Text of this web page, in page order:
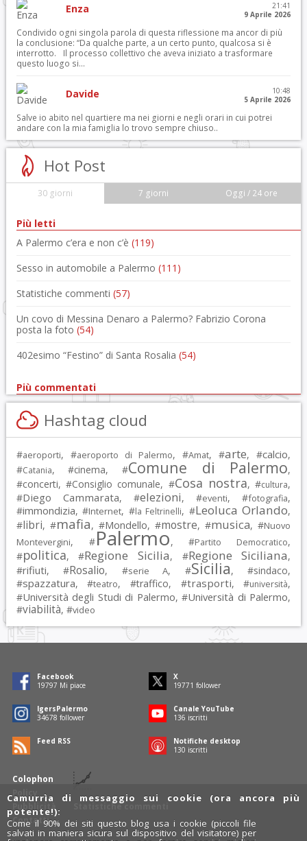
Enza
21:41
9 Aprile 2026
Condivido ogni singola parola di questa riflessione ma ancor di più
la conclusione: “Da qualche parte, a un certo punto, qualcosa si è
interrotto. Il processo collettivo che aveva iniziato a trasformare
questo luogo si...
Davide
10:48
5 Aprile 2026
Salve io abito nel quartiere ma nei giorni e negli orari in cui potrei
andare con la mia famiglia lo trovo sempre chiuso..
Hot Post
30 giorni 7 giorni Oggi / 24 ore
Più letti
A Palermo c’era e non c’è (119)
Sesso in automobile a Palermo (111)
Statistiche commenti (57)
Un covo di Messina Denaro a Palermo? Fabrizio Corona
posta la foto (54)
402esimo “Festino” di Santa Rosalia (54)
Più commentati
Hashtag cloud
#aeroporti, #aeroporto di Palermo, #Amat, #arte, #calcio,
#Catania, #cinema, #Comune di Palermo,
#concerti, #Consiglio comunale, #Cosa nostra, #cultura,
#Diego Cammarata, #elezioni, #eventi, #fotografia,
#immondizia, #Internet, #la Feltrinelli, #Leoluca Orlando,
#libri, #mafia, #Mondello, #mostre, #musica, #Nuovo
Montevergini, #Palermo, #Partito Democratico,
#politica, #Regione Sicilia, #Regione Siciliana,
#rifiuti, #Rosalio, #serie A, #Sicilia, #sindaco,
#spazzatura, #teatro, #traffico, #trasporti, #università,
#Università degli Studi di Palermo, #Università di Palermo,
#viabilità, #video
Colophon
Policy
Pubblicità
Contatti
Statistiche commenti
Facebook
19797 Mi piace
X
19771 follower
IgersPalermo
34678 follower
Canale YouTube
136 iscritti
Feed RSS
Notifiche desktop
130 iscritti
Camurrìa di messaggio sui cookie (ora ancora più
potente!):
Come il 90% dei siti questo blog usa i cookie (piccoli file
salvati in maniera sicura sul dispositivo del visitatore) per